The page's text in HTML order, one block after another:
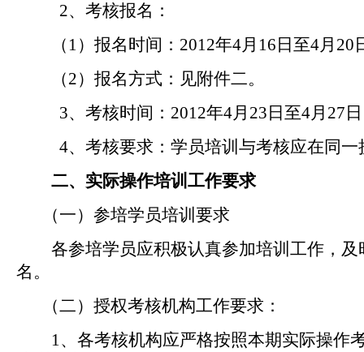
2、考核报名：
（ 1）报名时间： 2012年4月 16 日至4月 20
（2）报名方式：见附件二。
3、考核时间： 2012年4月 23 日至4月 27 日
4、考核要求：学员培训与考核应在同
二、实际操作培训工作要求
（一）参培学员培训要求
各参培学员应积极认真参加培训工作，
名。
（二）授权考核机构工作要求：
1、各考核机构应严格按照本期实际操作